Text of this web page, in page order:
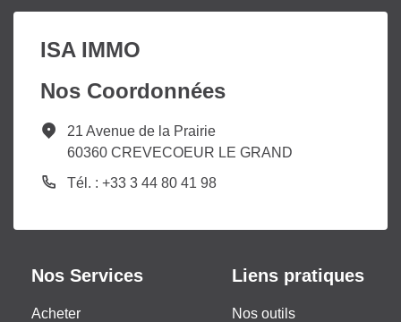
ISA IMMO
Nos Coordonnées
21 Avenue de la Prairie
60360 CREVECOEUR LE GRAND
Tél. : +33 3 44 80 41 98
Nos Services
Acheter
Liens pratiques
Nos outils